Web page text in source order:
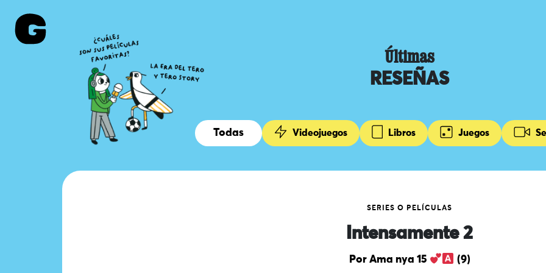
Últimas
RESEÑAS
Todas Videojuegos Libros Juegos
SERIES O PELÍCULAS
Intensamente 2
Por Ama nya 15 (9)